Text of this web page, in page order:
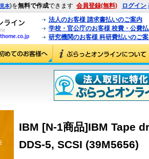
見本)を無料で作成できます 会員登録(無料) ログイン
法人のお客様 請求書払いのご案内
学校・官公庁のお客様 校費・公費
研究機関のお客様 科研費払いのご
IBM [N-1商品]IBM Tape
DDS-5, SCSI (39M5656)